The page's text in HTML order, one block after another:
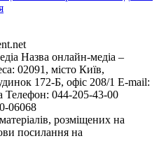
Назва онлайн-медіа –
02091, місто Київ,
172-Б, офіс 208/1 E-mail:
Телефон: 044-205-43-00
06068
розміщених на
посилання на